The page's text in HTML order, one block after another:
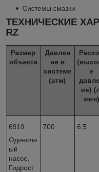
Системы смазки
ТЕХНИЧЕСКИЕ
RZ
Размер
объекта
Давлен
ие в
системе
(атм)
е
ие)
мин)
6910
Одиночн
ый
насос,
Гидрост
700 6,5